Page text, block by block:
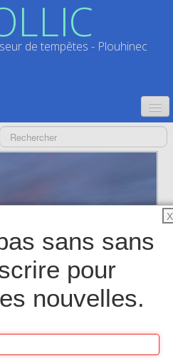
de tempêtes - Plouhinec
X
sans sans
pour
nouvelles.